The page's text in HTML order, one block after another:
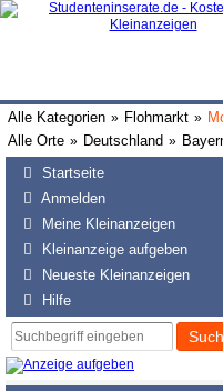
Alle Kategorien » Flohmarkt »
Alle Orte » Deutschland »
Startseite
Anmelden
Meine Kleinanzeigen
Kleinanzeige aufgeben
Neueste Kleinanzeigen
Hilfe